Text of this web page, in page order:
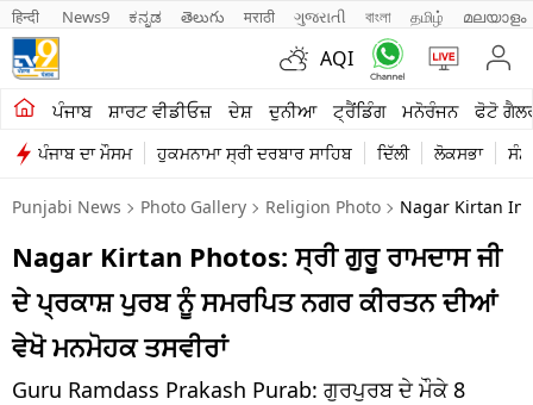
हिन्दी News9 ಕನ್ನಡ తెలుగు मराठी ગુજરાતી বাংলা தமிழ் മലയാളം
AQI
ਪੰਜਾਬ ਸ਼ਾਰਟ ਵੀਡੀਓਜ਼ ਦੇਸ਼ ਦੁਨੀਆ ਟ੍ਰੈਂਡਿੰਗ ਮਨੋਰੰਜਨ ਫੋਟੋ
ਪੰਜਾਬ ਦਾ ਮੌਸਮ ਹੁਕਮਨਾਮਾ ਸ੍ਰੀ ਦਰਬਾਰ ਸਾਹਿਬ ਦਿੱਲੀ ਲੋਕਸਭਾ
ਖੇਤੀਬਾੜੀ
ਸ਼ਾਰਟ ਵੀਡੀਓਜ਼
ਕਾਰੋਬਾਰ
ਕਰਿਅਰ
ਮਨੋਰੰਜਨ
ਦੇਸ਼
Punjabi News Photo Gallery Religion Photo Nagar Kirtan In
Nagar Kirtan Photos: ਸ੍ਰੀ ਗੁਰੂ ਰਾਮਦਾਸ ਜੀ
ਦੇ ਪ੍ਰਕਾਸ਼ ਪੁਰਬ ਨੂੰ ਸਮਰਪਿਤ ਨਗਰ ਕੀਰਤਨ ਦੀਆਂ
ਵੇਖੋ ਮਨਮੋਹਕ ਤਸਵੀਰਾਂ
Guru Ramdass Prakash Purab: ਗੁਰਪੁਰਬ ਦੇ ਮੌਕੇ 8